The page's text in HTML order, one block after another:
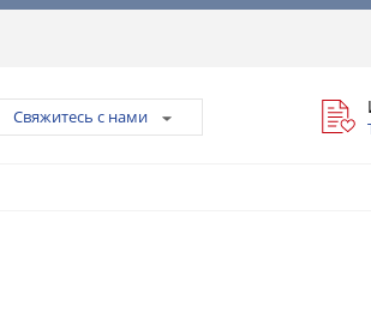
Свяжитесь с нами